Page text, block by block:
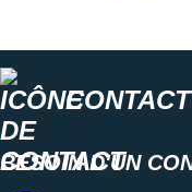
CONTACT
BESOIN D'UN